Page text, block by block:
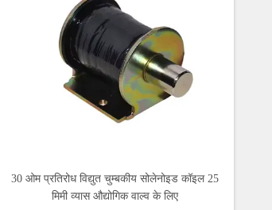
30 ओम प्रतिरोध विद्युत चुम्बकीय सोलेनोइड कॉइल 25
मिमी व्यास औद्योगिक वाल्व के लिए